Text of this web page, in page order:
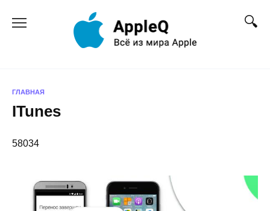
ГЛАВНАЯ
ITunes
58034